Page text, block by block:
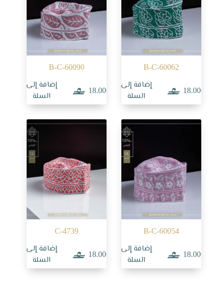
B-C-60062
18.000
إضافة إلى
السلة
B-C-60090
18.000
إضافة إلى
السلة
B-C-60054
18.000
إضافة إلى
السلة
C-4739
18.000
إضافة إلى
السلة